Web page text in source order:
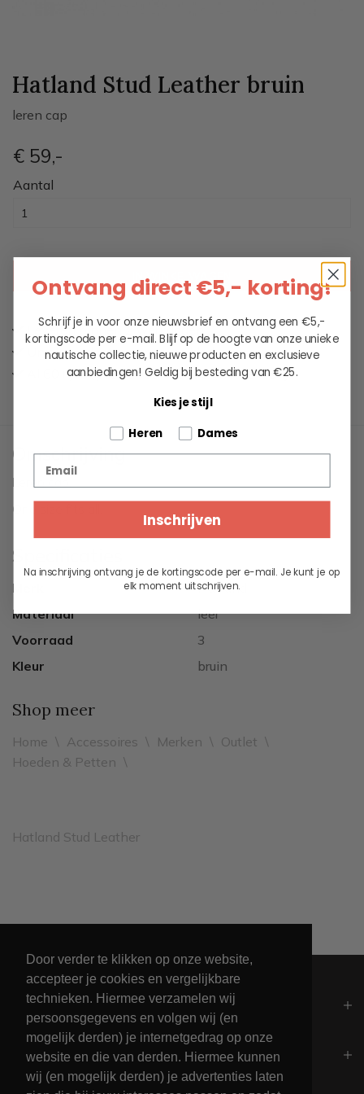
Door verder te klikken op onze website,
accepteer je cookies en vergelijkbare
technieken. Hiermee verzamelen wij
persoonsgegevens en volgen wij (en
mogelijk derden) je internetgedrag op onze
website en die van derden. Hiermee kunnen
wij (en mogelijk derden) je advertenties laten
Hatland Stud Leather bruin
leren cap
€ 59,-
Aantal
IN WINKELWAGEN
Leveren binnen 2 werkdagen
Unieke collectie maritieme kleding
Al 60+ jaar passie voor maritieme levensstijl
Omschrijving
Leren cap.
One size fits all.
Specificaties
Merk
Hatland
Materiaal
leer
Voorraad
3
Kleur
bruin
Shop meer
Home \ Accessoires \ Merken \ Outlet \
Hoeden & Petten \
Hatland Stud Leather
Algemeen
Contact
Ontvang direct €5,- korting!
Schrijf je in voor onze nieuwsbrief en ontvang een €5,-
kortingscode per e-mail. Blijf op de hoogte van onze unieke
nautische collectie, nieuwe producten en exclusieve
aanbiedingen! Geldig bij besteding van €25.
Kies je stijl
Tell us about your pets
Heren
Dames
Inschrijven
Na inschrijving ontvang je de kortingscode per e-mail. Je kunt je op
elk moment uitschrijven.